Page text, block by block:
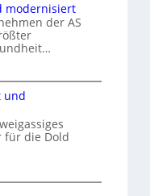
modernisiert
der AS
und
für die Dold